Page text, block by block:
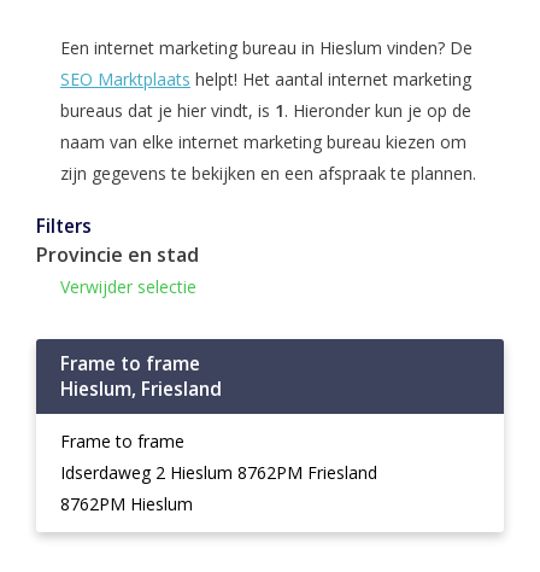
Een internet marketing bureau in Hieslum vinden? De
SEO Marktplaats helpt! Het aantal internet marketing
bureaus dat je hier vindt, is 1. Hieronder kun je op de
naam van elke internet marketing bureau kiezen om
zijn gegevens te bekijken en een afspraak te plannen.
Filters
Provincie en stad
Verwijder selectie
Frame to frame
Hieslum, Friesland
Frame to frame
Idserdaweg 2 Hieslum 8762PM Friesland
8762PM Hieslum